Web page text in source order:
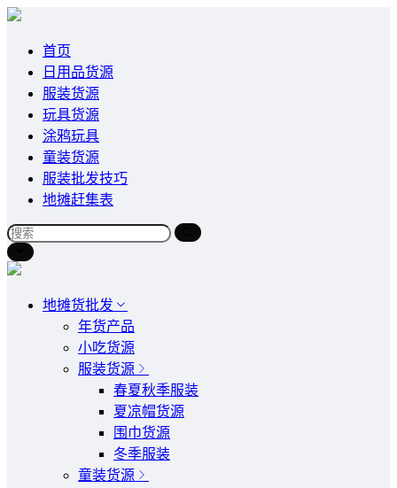
首页
日用品货源
服装货源
玩具货源
涂鸦玩具
童装货源
服装批发技巧
地摊赶集表
地摊货批发
年货产品
小吃货源
服装货源
春夏秋季服装
夏凉帽货源
围巾货源
冬季服装
童装货源